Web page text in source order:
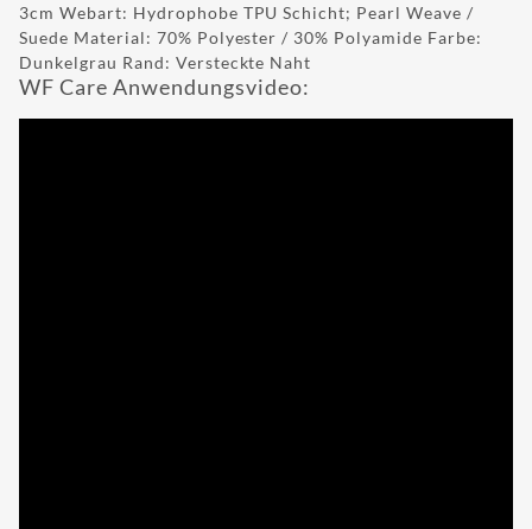
3cm Webart: Hydrophobe TPU Schicht; Pearl Weave /
Suede Material: 70% Polyester / 30% Polyamide Farbe:
Dunkelgrau Rand: Versteckte Naht
WF Care Anwendungsvideo: